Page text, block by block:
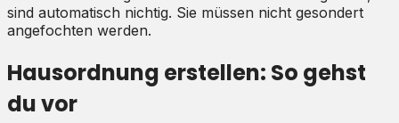
sind automatisch nichtig. Sie müssen nicht gesondert
angefochten werden.
Hausordnung erstellen: So gehst
du vor